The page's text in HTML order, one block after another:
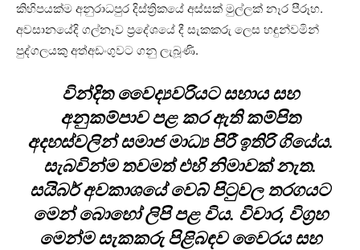
කිහිපයක්ම අනුරාධපුර දිස්ත්‍රිකයේ අස්සක් මුල්ලක් නෑර පීරූහ.
අවසානයේදි ගල්නෑව ප්‍රදේශයේ දී සැකකරු ලෙස හඳුන්වමින්
පුද්ගලයකු අත්අඩංගුවට ගනු ලැබූණි.
වින්දිත වෛද්‍යවරියට සහාය සහ
අනුකම්පාව පළ කර ඇති කම්පිත
අදහස්වලින් සමාජ මාධ්‍ය පිරී ඉතිරි ගියේය.
සැබවින්ම තවමත් එහි නිමාවක් නැත.
සයිබර් අවකාශයේ වෙබ් පිටුවල තරගයට
මෙන් බොහෝ ලිපි පළ විය. විචාර, විග්‍රහ
මෙන්ම සැකකරු පිළිබඳව වෛරය සහ